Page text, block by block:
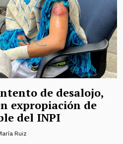
de desalojo,
expropiación de
del INPI
Ruiz